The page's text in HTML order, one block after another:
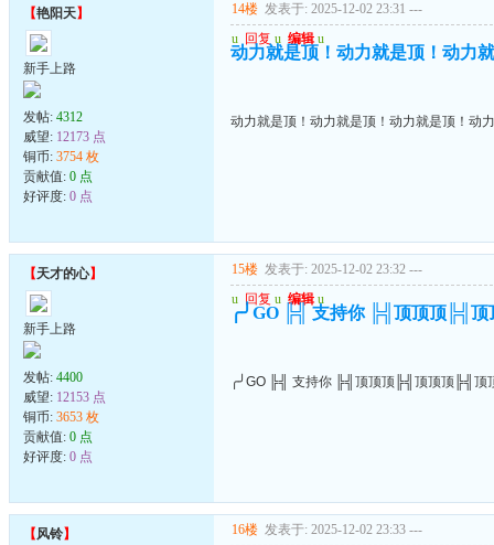
【艳阳天】
新手上路
发帖: 4312
威望: 12173 点
铜币: 3754 枚
贡献值: 0 点
好评度: 0 点
14楼 发表于: 2025-12-02 23:31 ---
u 回复 u 编辑 u
动力就是顶！动力就是顶！动力
动力就是顶！动力就是顶！动力就是顶！动
【天才的心】
新手上路
发帖: 4400
威望: 12153 点
铜币: 3653 枚
贡献值: 0 点
好评度: 0 点
15楼 发表于: 2025-12-02 23:32 ---
u 回复 u 编辑 u
╭╯GO ╠╣ 支持你 ╠╣顶顶顶╠╣
╭╯GO ╠╣ 支持你 ╠╣顶顶顶╠╣顶顶顶╠╣顶
【风铃】 16楼 发表于: 2025-12-02 23:33 ---